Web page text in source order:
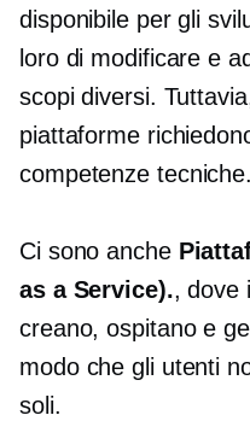
disponibile per gli
loro di modificare e
scopi diversi.
piattaforme
competenze tecniche.
Ci sono anche
as a Service)., dove
creano, ospitano e
modo che gli utenti
soli.